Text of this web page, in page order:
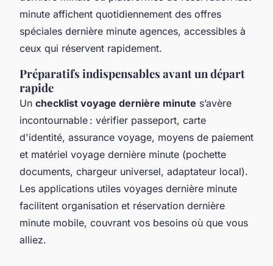
minute affichent quotidiennement des offres
spéciales dernière minute agences, accessibles à
ceux qui réservent rapidement.
Préparatifs indispensables avant un départ
rapide
Un checklist voyage dernière minute s’avère
incontournable : vérifier passeport, carte
d'identité, assurance voyage, moyens de paiement
et matériel voyage dernière minute (pochette
documents, chargeur universel, adaptateur local).
Les applications utiles voyages dernière minute
facilitent organisation et réservation dernière
minute mobile, couvrant vos besoins où que vous
alliez.